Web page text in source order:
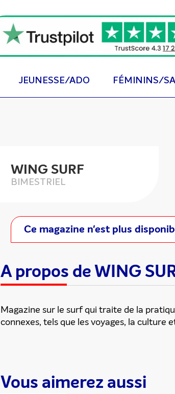
JEUNESSE/ADO FÉMININS/
WING SURF
BIMESTRIEL
Ce magazine n'est plus
A propos de WING
Magazine sur le surf qui traite de la
connexes, tels que les voyages, la culture
Vous aimerez aussi